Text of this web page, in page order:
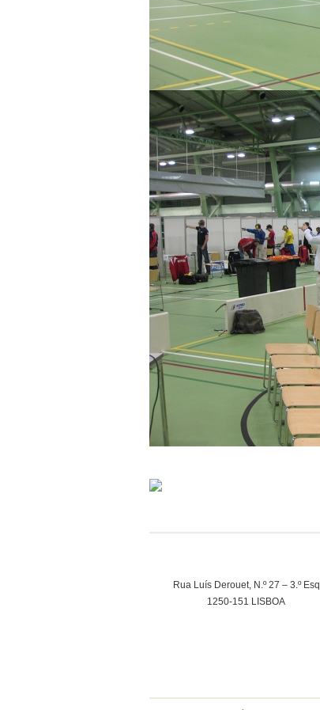
Rua Luís Derouet, N.º 27 – 3.º Esq
1250-151 LISBOA